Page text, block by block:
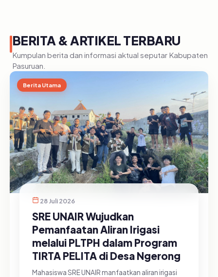
BERITA & ARTIKEL TERBARU
Kumpulan berita dan informasi aktual seputar Kabupaten
Pasuruan.
Berita Utama
28 Juli 2026
SRE UNAIR Wujudkan
Pemanfaatan Aliran Irigasi
melalui PLTPH dalam Program
TIRTA PELITA di Desa Ngerong
Mahasiswa SRE UNAIR manfaatkan aliran irigasi